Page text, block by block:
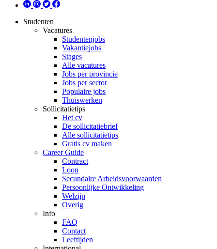
Studenten
Vacatures
Studentenjobs
Vakantiejobs
Stages
Alle vacatures
Jobs per provincie
Jobs per sector
Populaire jobs
Thuiswerken
Sollicitatietips
Het cv
De sollicitatiebrief
Alle sollicitatietips
Gratis cv maken
Career Guide
Contract
Loon
Secundaire Arbeidsvoorwaarden
Persoonlijke Ontwikkeling
Welzijn
Overig
Info
FAQ
Contact
Leeftijden